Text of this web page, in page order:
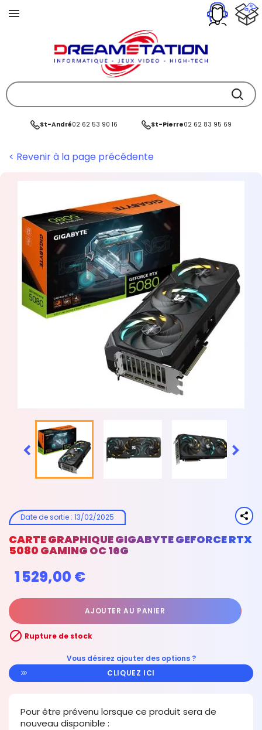
St-André02 62 53 90 16 St-Pierre02 62 83 95 69
< Revenir à la page précédente
 
Date de sortie : 13/02/2025
CARTE GRAPHIQUE GIGABYTE GEFORCE RTX
5080 GAMING OC 16G
1 529,00 €
AJOUTER AU PANIER
 Rupture de stock
Vous désirez ajouter des options ?
CLIQUEZ ICI
Pour être prévenu lorsque ce produit sera de
nouveau disponible :